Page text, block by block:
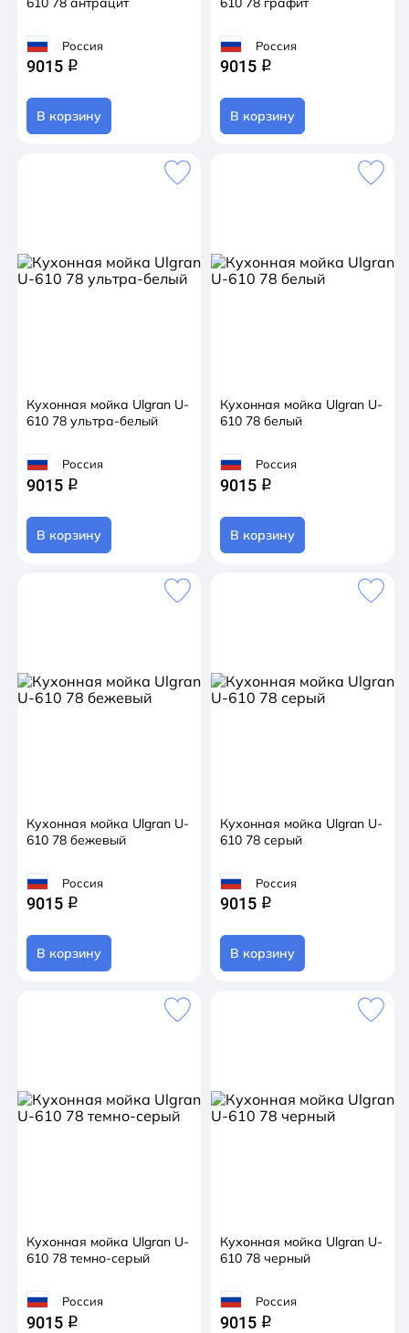
Россия
9015 q
В корзину
Россия
9015 q
В корзину
Кухонная мойка Ulgran U-
610 78 ультра-белый
Россия
9015 q
В корзину
Кухонная мойка Ulgran U-
610 78 белый
Россия
9015 q
В корзину
Кухонная мойка Ulgran U-
610 78 бежевый
Россия
9015 q
В корзину
Кухонная мойка Ulgran U-
610 78 серый
Россия
9015 q
В корзину
Кухонная мойка Ulgran U-
610 78 темно-серый
Россия
9015 q
Кухонная мойка Ulgran U-
610 78 черный
Россия
9015 q